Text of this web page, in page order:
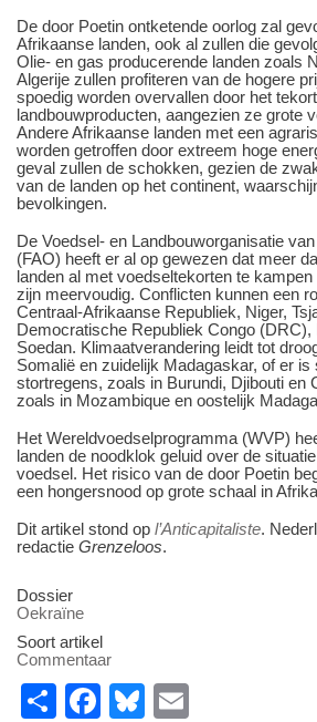
De door Poetin ontketende oorlog zal
Afrikaanse landen, ook al zullen die
Olie- en gas producerende landen zoals
Algerije zullen profiteren van de hogere
spoedig worden overvallen door het
landbouwproducten, aangezien ze grote
Andere Afrikaanse landen met een
worden getroffen door extreem hoge
geval zullen de schokken, gezien de
van de landen op het continent,
bevolkingen.
De Voedsel- en Landbouworganisatie
(FAO) heeft er al op gewezen dat meer
landen al met voedseltekorten te
zijn meervoudig. Conflicten kunnen een
Centraal-Afrikaanse Republiek, Niger,
Democratische Republiek Congo (DRC),
Soedan. Klimaatverandering leidt tot
Somalië en zuidelijk Madagaskar, of er is
stortregens, zoals in Burundi, Djibouti en
zoals in Mozambique en oostelijk
Het Wereldvoedselprogramma (WVP)
landen de noodklok geluid over de
voedsel. Het risico van de door Poetin
een hongersnood op grote schaal in
Dit artikel stond op l’Anticapitaliste.
redactie Grenzeloos.
Dossier
Oekraïne
Soort artikel
Commentaar
S
F
Bl